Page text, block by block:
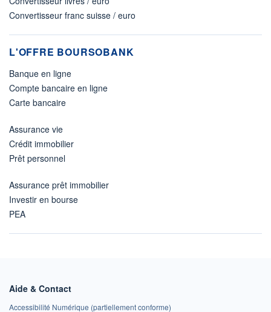
Convertisseur franc suisse / euro
L'OFFRE BOURSOBANK
Banque en ligne
Compte bancaire en ligne
Carte bancaire
Assurance vie
Crédit immobilier
Prêt personnel
Assurance prêt immobilier
Investir en bourse
PEA
Aide & Contact
Accessibilité Numérique (partiellement conforme)